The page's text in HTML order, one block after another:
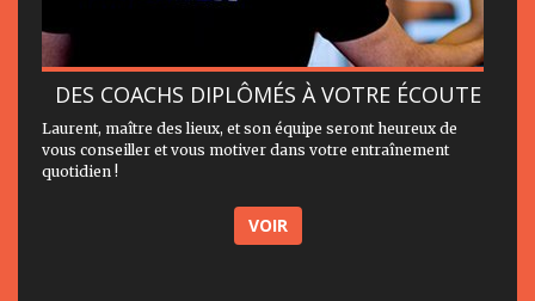
DES COACHS DIPLÔMÉS À VOTRE ÉCOUTE
Laurent, maître des lieux, et son équipe seront heureux de
vous conseiller et vous motiver dans votre entraînement
quotidien !
VOIR